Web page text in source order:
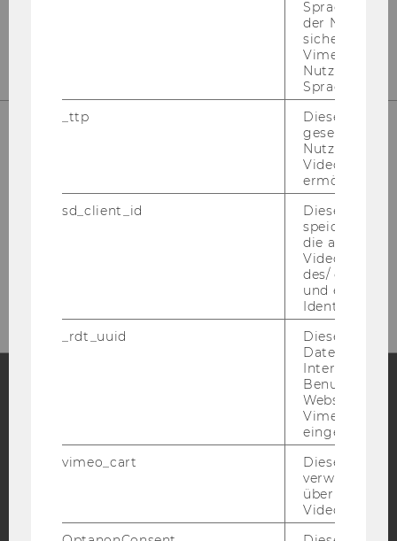
Please click here to subscribe to
Blog
Bluesky
der
Vimeo in der
Nutzer
Sprache
_ttp
Dieser
gesetzt, um
Nutzung des
Videoplayers
ermöglichen
sd_client_id
Dieses Cookie
speichert
die aktuellen
des/ der
und einen
_rdt_uuid
Dieses
Daten über
Websites, auf
Vimeo-Video
eingebettet
vimeo_cart
Dieses
verwendet,
überprüfen,
Video